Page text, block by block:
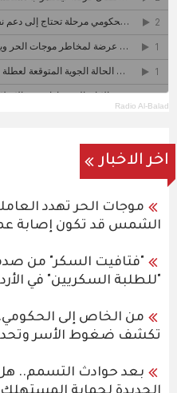
Radio Al-Balad
اخر الاخبار
موجات الحر تهدد
الشمس قد تكون إصابة
"فتافيت السكر" من
"للطلبة السكريين" في
من الخاص إلى
تكشف ضغوط الأسر
بعد حوادث التسمم..